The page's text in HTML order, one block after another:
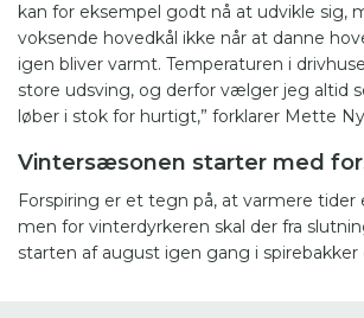
Sandsennep også kaldet vild
kan gro direkte i jorden i et
give tidlig salat i marts år efter år.
Vinterært ’Winterkerfe’, kan sås i
december eller i det meget tidlige
ærteskud.
kan for eksempel godt nå at udvikle sig,
voksende hovedkål ikke når at danne
igen bliver varmt. Temperaturen i
store udsving, og derfor vælger jeg altid
løber i stok for hurtigt,” forklarer Mette
Vintersæsonen starter med
Forspiring er et tegn på, at varmere tider
men for vinterdyrkeren skal der fra
starten af august igen gang i spirebakker